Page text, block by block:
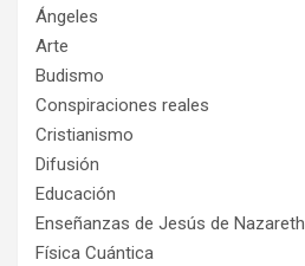
Ángeles
Arte
Budismo
Conspiraciones reales
Cristianismo
Difusión
Educación
Enseñanzas de Jesús de Nazareth
Física Cuántica